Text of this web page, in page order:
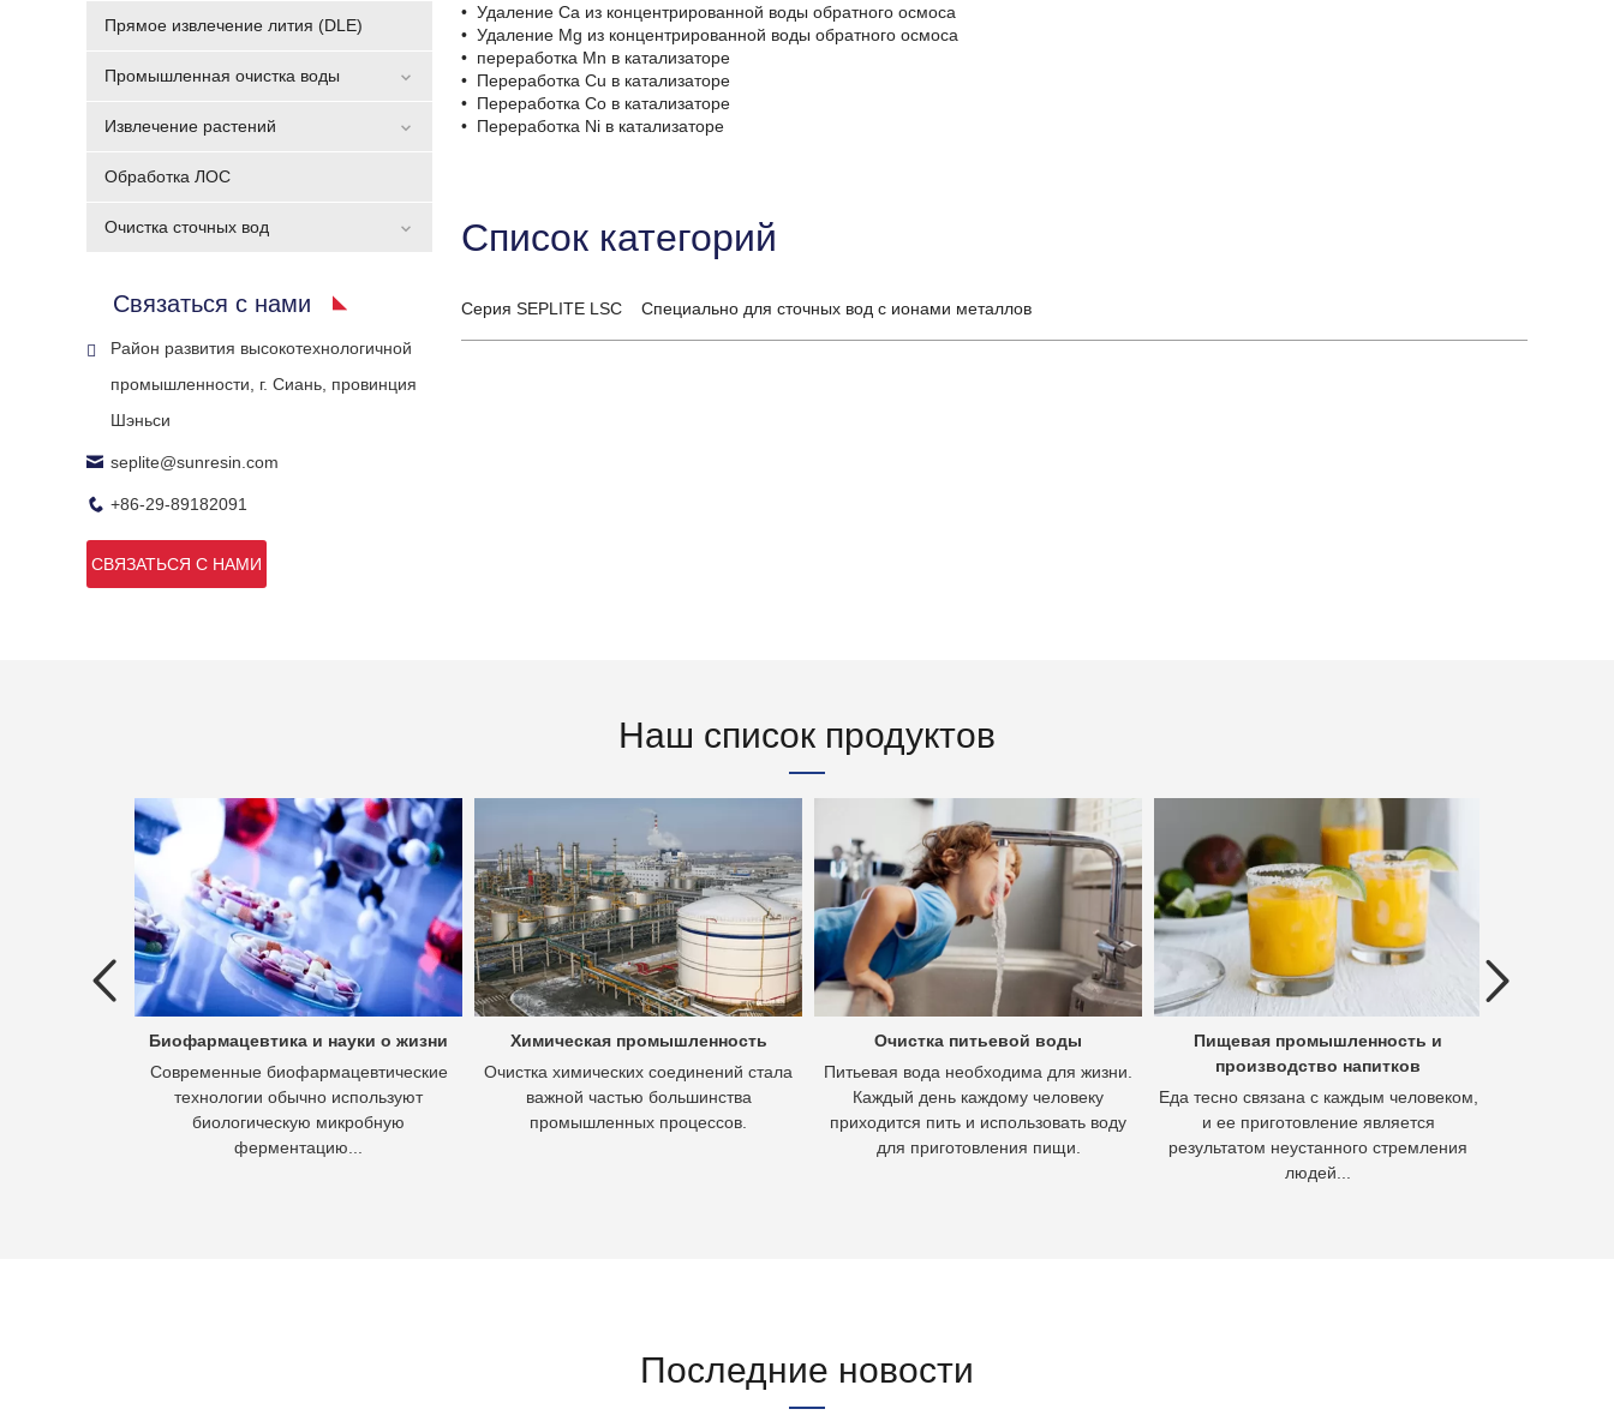
Прямое извлечение лития (DLE)
Промышленная очистка воды
Извлечение растений
Обработка ЛОС
Очистка сточных вод
Связаться с нами
Район развития высокотехнологичной
промышленности, г. Сиань, провинция
Шэньси
seplite@sunresin.com
+86-29-89182091
СВЯЗАТЬСЯ С НАМИ
• Удаление Ca из концентрированной воды обратного осмоса
• Удаление Mg из концентрированной воды обратного осмоса
• переработка Mn в катализаторе
• Переработка Cu в катализаторе
• Переработка Co в катализаторе
• Переработка Ni в катализаторе
Список категорий
Серия SEPLITE LSC Специально для сточных вод с ионами металлов
Наш список продуктов
Биофармацевтика и науки о жизни
Современные биофармацевтические
технологии обычно используют
биологическую микробную
ферментацию...
Химическая промышленность
Очистка химических соединений стала
важной частью большинства
промышленных процессов.
Очистка питьевой воды
Питьевая вода необходима для жизни.
Каждый день каждому человеку
приходится пить и использовать воду
для приготовления пищи.
Пищевая промышленность и
производство напитков
Еда тесно связана с каждым человеком,
и ее приготовление является
результатом неустанного стремления
людей...
Previous
Последние новости